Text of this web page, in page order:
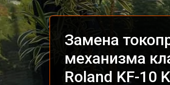
Замена
механизма
Roland KF-10